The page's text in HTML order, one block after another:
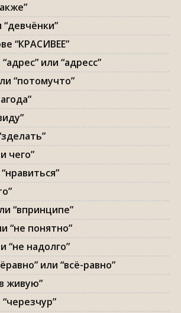
“девчёнки”
“КРАСИВЕЕ”
или “адресс”
“потомучто”
чего”
“впринципе”
“не понятно”
“не надолго”
или “всё-равно”
живую”